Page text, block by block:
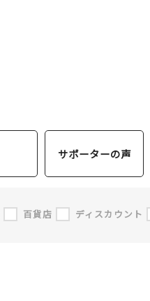
サポーターの声
百貨店 ディスカウント